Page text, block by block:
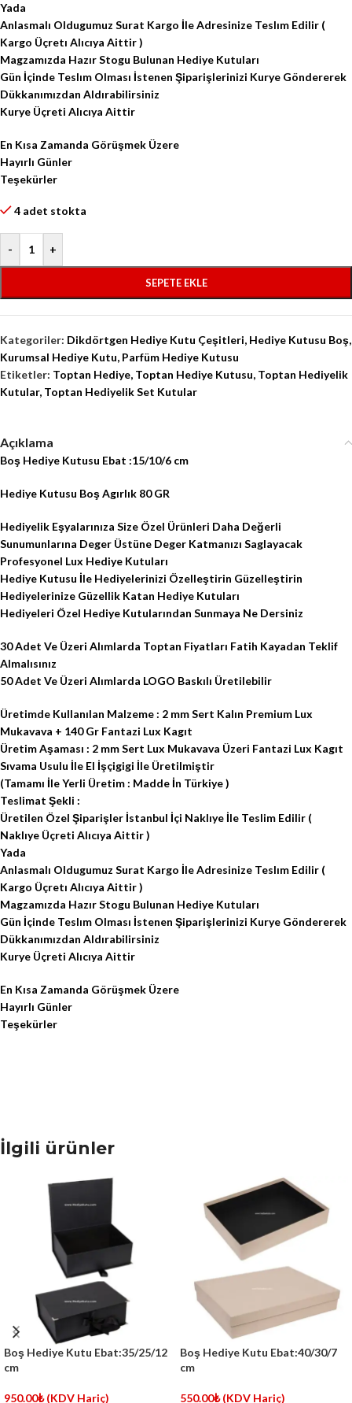
Yada
Anlasmalı Oldugumuz Surat Kargo İle Adresinize Teslım Edilir (
Kargo Üçretı Alıcıya Aittir )
Magzamızda Hazır Stogu Bulunan Hediye Kutuları
Gün İçinde Teslım Olması İstenen Şiparişlerinizi Kurye Göndererek
Dükkanımızdan Aldırabilirsiniz
Kurye Üçreti Alıcıya Aittir
En Kısa Zamanda Görüşmek Üzere
Hayırlı Günler
Teşekürler
4 adet stokta
- +
SEPETE EKLE
Kategoriler: Dikdörtgen Hediye Kutu Çeşitleri, Hediye Kutusu Boş,
Kurumsal Hediye Kutu, Parfüm Hediye Kutusu
Etiketler: Toptan Hediye, Toptan Hediye Kutusu, Toptan Hediyelik
Kutular, Toptan Hediyelik Set Kutular
Açıklama
Boş Hediye Kutusu Ebat :15/10/6 cm
Hediye Kutusu Boş Agırlık 80 GR
Hediyelik Eşyalarınıza Size Özel Ürünleri Daha Değerli
Sunumunlarına Deger Üstüne Deger Katmanızı Saglayacak
Profesyonel Lux Hediye Kutuları
Hediye Kutusu İle Hediyelerinizi Özelleştirin Güzelleştirin
Hediyelerinize Güzellik Katan Hediye Kutuları
Hediyeleri Özel Hediye Kutularından Sunmaya Ne Dersiniz
30 Adet Ve Üzeri Alımlarda Toptan Fiyatları Fatih Kayadan Teklif
Almalısınız
50 Adet Ve Üzeri Alımlarda LOGO Baskılı Üretilebilir
Üretimde Kullanılan Malzeme : 2 mm Sert Kalın Premium Lux
Mukavava + 140 Gr Fantazi Lux Kagıt
Üretim Aşaması : 2 mm Sert Lux Mukavava Üzeri Fantazi Lux Kagıt
Sıvama Usulu İle El İşçigigi İle Üretilmiştir
(Tamamı İle Yerli Üretim : Madde İn Türkiye )
Teslimat Şekli :
Üretilen Özel Şiparişler İstanbul İçi Naklıye İle Teslim Edilir (
Naklıye Üçreti Alıcıya Aittir )
Yada
Anlasmalı Oldugumuz Surat Kargo İle Adresinize Teslım Edilir (
Kargo Üçretı Alıcıya Aittir )
Magzamızda Hazır Stogu Bulunan Hediye Kutuları
Gün İçinde Teslım Olması İstenen Şiparişlerinizi Kurye Göndererek
Dükkanımızdan Aldırabilirsiniz
Kurye Üçreti Alıcıya Aittir
En Kısa Zamanda Görüşmek Üzere
Hayırlı Günler
Teşekürler
İlgili ürünler
Boş Hediye Kutu Ebat:35/25/12
cm
950.00₺ (KDV Hariç)
Boş Hediye Kutu Ebat:40/30/7
cm
550.00₺ (KDV Hariç)